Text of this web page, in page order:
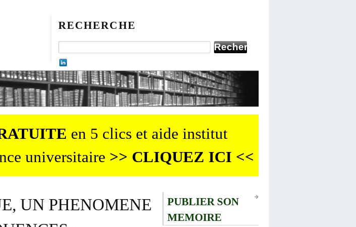
RECHERCHE
en 5 clics et aide institut
universitaire >> CLIQUEZ ICI <<
UN PHENOMENE
PUBLIER SON
MEMOIRE